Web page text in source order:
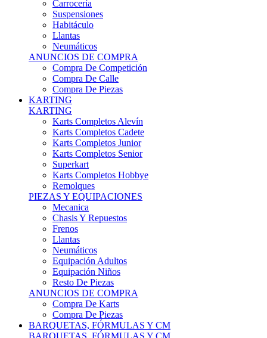
Carrocería
Suspensiones
Habitáculo
Llantas
Neumáticos
ANUNCIOS DE COMPRA
Compra De Competición
Compra De Calle
Compra De Piezas
KARTING
KARTING
Karts Completos Alevín
Karts Completos Cadete
Karts Completos Junior
Karts Completos Senior
Superkart
Karts Completos Hobbye
Remolques
PIEZAS Y EQUIPACIONES
Mecanica
Chasis Y Repuestos
Frenos
Llantas
Neumáticos
Equipación Adultos
Equipación Niños
Resto De Piezas
ANUNCIOS DE COMPRA
Compra De Karts
Compra De Piezas
BARQUETAS, FÓRMULAS Y CM
BARQUETAS, FÓRMULAS Y CM